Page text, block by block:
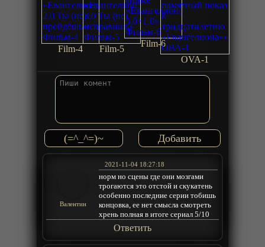
Film-4 Film-5
Film-6
OVA-1
(=^_^=)~
Валентин
2021-11-04 18:27:18
норм но сцены где они мозгами
трогаются это отстой и скукатень
особенно последние серии тобишь
концовка, ее нет смысла смотреть
хрень полная в итоге сериал 5/10
Ответить